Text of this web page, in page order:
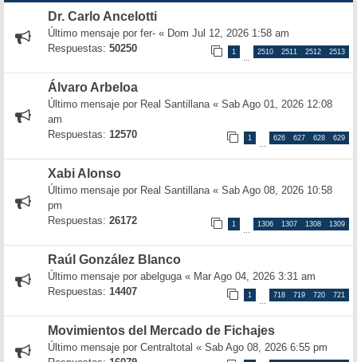
Dr. Carlo Ancelotti
Último mensaje por fer- « Dom Jul 12, 2026 1:58 am
Respuestas: 50250 1
…
2510 2511 2512 2513
Álvaro Arbeloa
Último mensaje por Real Santillana« Sab Ago 01, 2026 12:08
am
Respuestas: 12570 1
…
626 627 628 629
Xabi Alonso
Último mensaje por Real Santillana« Sab Ago 08, 2026 10:58
pm
Respuestas: 26172 1
…
1306 1307 1308 1309
Raúl González Blanco
Último mensaje por abelguga« Mar Ago 04, 2026 3:31 am
Respuestas: 14407 1
…
718 719 720 721
Movimientos del Mercado de Fichajes
Último mensaje por Centraltotal « Sab Ago 08, 2026 6:55 pm